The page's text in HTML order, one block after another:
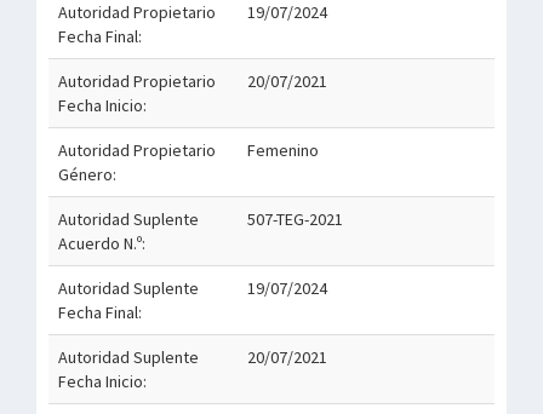
Autoridad Propietario
Fecha Final:
19/07/2024
Autoridad Propietario
Fecha Inicio:
20/07/2021
Autoridad Propietario
Género:
Femenino
Autoridad Suplente
Acuerdo N.º:
507-TEG-2021
Autoridad Suplente
Fecha Final:
19/07/2024
Autoridad Suplente
Fecha Inicio:
20/07/2021